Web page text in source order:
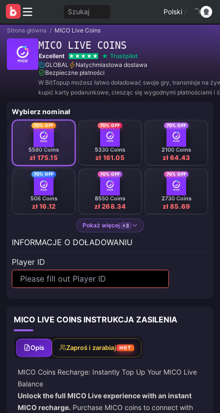
Szukaj Polski /
Strona główna / MICO Live Coins
MICO LIVE COINS
Excellent
Trustpilot
GLOBAL
Natychmiastowa dostawa
Bezpieczne płatności
W BitTopup możesz łatwo doładować swoje gry, transmisje na
kupić karty podarunkowe, ciesząc się wygodnymi płatnościami i
Wybierz nominał
70% OFF
5580 Coins
zł 175.15
70% OFF
5330 Coins
zł 161.05
70% OFF
2100 Coins
zł 64.43
70% OFF
508 Coins
zł 16.12
70% OFF
8550 Coins
zł 268.34
70% OFF
2730 Coins
zł 85.69
Pokaż więcej +3
INFORMACJE O DOŁADOWANIU
Player ID
MICO LIVE COINS INSTRUKCJA ZASILENIA
Opis Zaproś i zarabiaj HOT
MICO Coins Recharge: Instantly Top Up Your MICO Live
Balance
Unlock the full MICO Live experience with an instant
MICO recharge. Purchase MICO coins to connect with